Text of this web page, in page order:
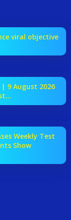
viral objective
9 August 2026
Weekly Test
Show